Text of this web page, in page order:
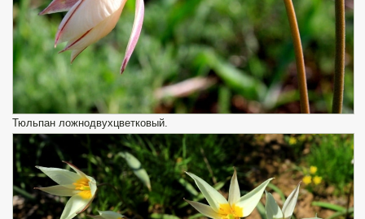
Тюльпан ложнодвухцветковый.